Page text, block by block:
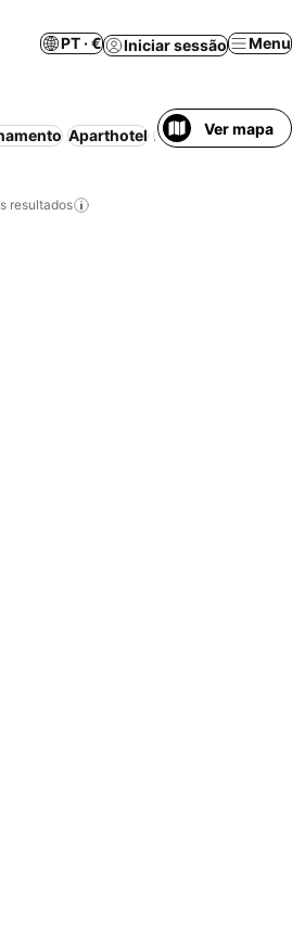
PT · € Iniciar sessão Menu
Aparthotel Ar condicionado
Ver mapa
resultados